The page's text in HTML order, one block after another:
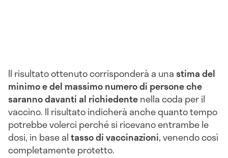
Il risultato ottenuto corrisponderà a unastima del
minimo e del massimo numero di persone che
saranno davanti al richiedentenella coda per il
vaccino. Il risultato indicherà anche quanto tempo
potrebbe volerci perché si ricevano entrambe le
dosi, in base altasso di vaccinazioni, venendo così
completamente protetto.